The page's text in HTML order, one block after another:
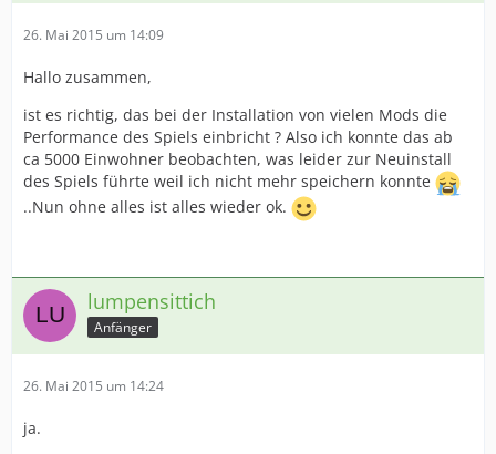
26. Mai 2015 um 14:09
Hallo zusammen,
ist es richtig, das bei der Installation von vielen Mods die
Performance des Spiels einbricht ? Also ich konnte das ab
ca 5000 Einwohner beobachten, was leider zur Neuinstall
des Spiels führte weil ich nicht mehr speichern konnte
..Nun ohne alles ist alles wieder ok.
lumpensittich
Anfänger
26. Mai 2015 um 14:24
ja.